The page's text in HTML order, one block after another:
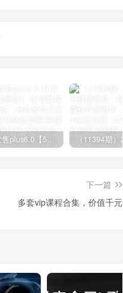
私域发售plus6.0【5月份线下课录音】/全域套装sop流程包，社群发售工具套装模型
下一篇
多套vip课程合集，价值千元